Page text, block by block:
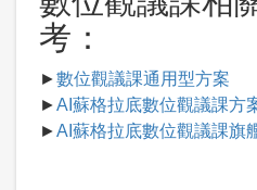
考：
►數位觀議課通用型方案
►AI蘇格拉底數位觀議課方
►AI蘇格拉底數位觀議課旗